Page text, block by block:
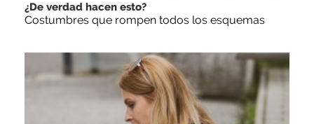
¿De verdad hacen esto?
Costumbres que rompen todos los esquemas